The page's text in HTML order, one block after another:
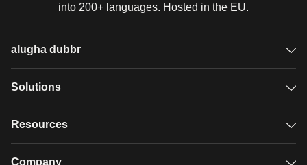
into 200+ languages. Hosted in the EU.
alugha dubbr
Overview
Solutions
GDPR video hosting
Resources
Case studies
Company